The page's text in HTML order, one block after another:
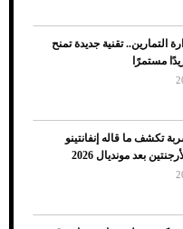
التمارين.. تقنية جديدة تمنح
مستمرًا
تكشف ما قاله إنفانتينو
بعد مونديال 2026